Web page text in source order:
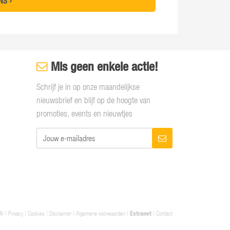
Mis geen enkele actie!
Schrijf je in op onze maandelijkse
nieuwsbrief en blijf op de hoogte van
promoties, events en nieuwtjes
| Privacy | Cookies | Disclaimer | Algemene voorwaarden | Extranet | Contact